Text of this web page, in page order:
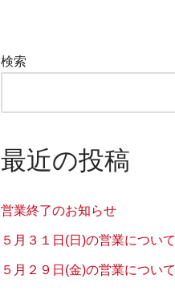
検索
最近の投稿
営業終了のお知らせ
５月３１日(日)の営業について
５月２９日(金)の営業について